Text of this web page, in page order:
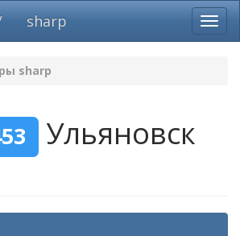
sharp
sharp
Ульяновск